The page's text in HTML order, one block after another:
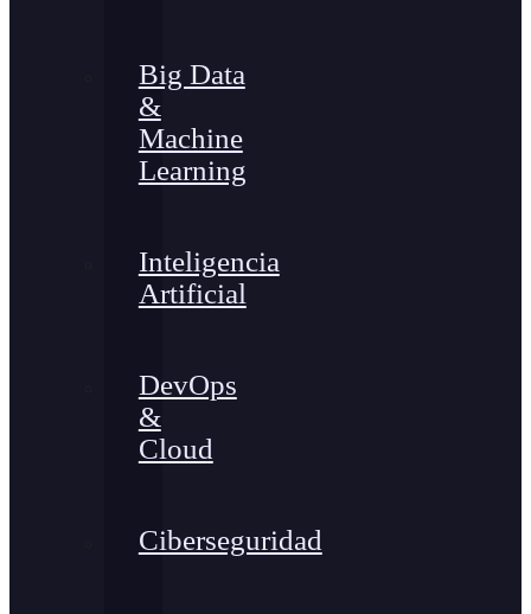
Big Data
&
Machine
Learning
Inteligencia
Artificial
DevOps
&
Cloud
Ciberseguridad